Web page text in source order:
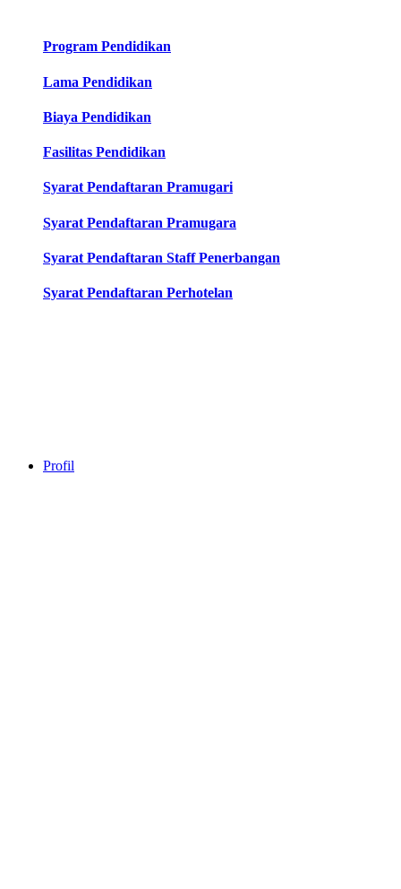
Program Pendidikan
Lama Pendidikan
Biaya Pendidikan
Fasilitas Pendidikan
Syarat Pendaftaran Pramugari
Syarat Pendaftaran Pramugara
Syarat Pendaftaran Staff Penerbangan
Syarat Pendaftaran Perhotelan
Profil